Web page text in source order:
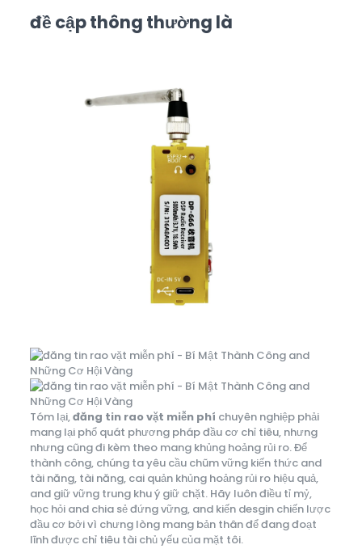
đề cập thông thường là
Tóm lại,đăng tin rao vặt miễn phí chuyên nghiệp phải
mang lại phổ quát phương pháp đầu cơ chỉ tiêu, nhưng
nhưng cũng đi kèm theo mang khủng hoảng rủi ro. Để
thành công, chúng ta yêu cầu chũm vững kiến thức and
tài năng, tài năng, cai quản khủng hoảng rủi ro hiệu quả,
and giữ vững trung khu ý giữ chặt. Hãy luôn điều tỉ mỷ,
học hỏi and chia sẻ đứng vững, and kiến desgin chiến lược
đầu cơ bởi vì chưng lòng mang bản thân để đang đoạt
lĩnh được chỉ tiêu tài chủ yếu của mặt tôi.